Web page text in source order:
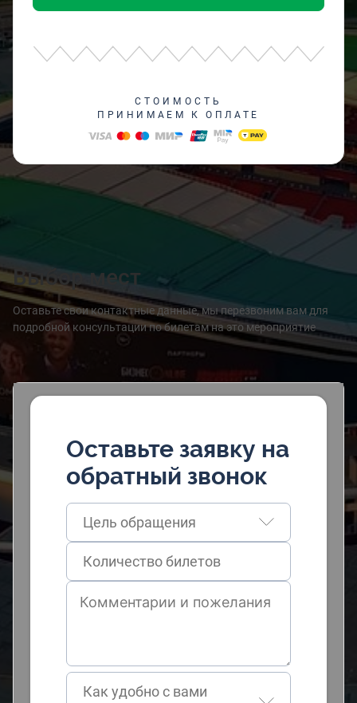
СТОИМОСТЬ
ПРИНИМАЕМ К ОПЛАТЕ
Выбор мест
Оставьте свои контактные данные, мы перезвоним вам для
подробной консультации по билетам на это мероприятие
Оставьте заявку на
обратный звонок
Цель обращения
Как удобно с вами